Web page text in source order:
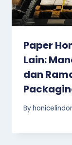
Paper
Lain:
dan
By